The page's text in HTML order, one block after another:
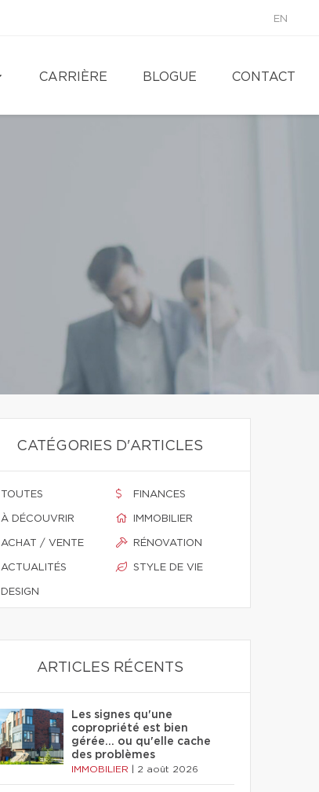
EN
CARRIÈRE BLOGUE CONTACT
CATÉGORIES D'ARTICLES
TOUTES
À DÉCOUVRIR
ACHAT / VENTE
ACTUALITÉS
DESIGN
FINANCES
IMMOBILIER
RÉNOVATION
STYLE DE VIE
ARTICLES RÉCENTS
Les signes qu'une
copropriété est bien
gérée… ou qu'elle cache
des problèmes
IMMOBILIER 2 août 2026